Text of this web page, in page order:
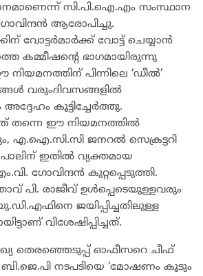
സി.പി.ഐ.എം സംസ്ഥാന
ഗോവിന്ദൻ ആരോപിച്ചു.
വോട്ടർമാർക്ക് വോട്ട് ചെയ്യാൻ
കമ്മീഷന്റെ ഭാഗമായിരുന്നു
പിന്നിലെ ‘ഡീൽ’
വരുംദിവസങ്ങളിൽ
കൂട്ടിച്ചേർത്തു.
തന്നെ ഈ നിയമനത്തിൽ
എ.ഐ.സി.സി ജനറൽ സെക്രട്ടറി
ഇതിൽ വ്യക്തമായ
ഗോവിന്ദൻ കുറ്റപ്പെടുത്തി.
പി. രാജീവ് ഉൾപ്പെടെയുള്ളവരും
ജയിപ്പിച്ചതിലുള്ള
വിശേഷിപ്പിച്ചത്.
തെരഞ്ഞെടുപ്പ് ഓഫീസറെ ചീഫ്
ബി.ജെ.പി നടപടിയെ ‘മോഷണം കൂടും